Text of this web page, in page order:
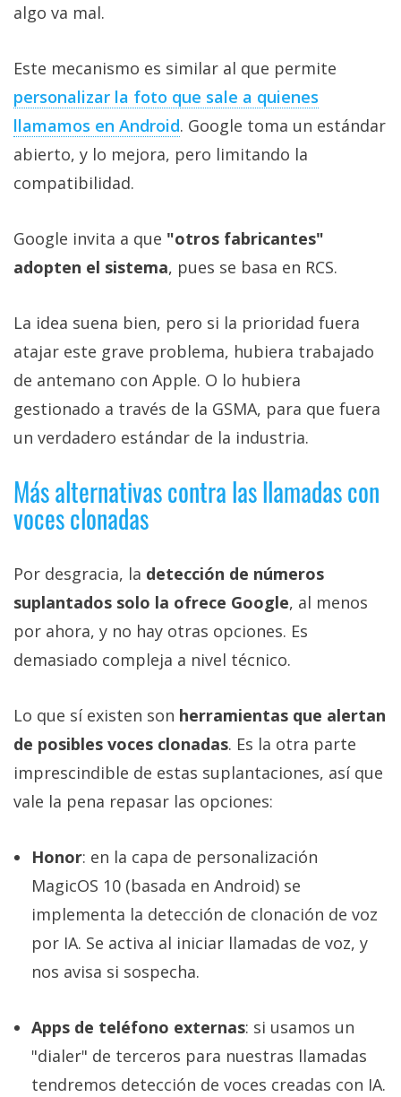
algo va mal.
Este mecanismo es similar al que permite
personalizar la foto que sale a quienes
llamamos en Android. Google toma un estándar
abierto, y lo mejora, pero limitando la
compatibilidad.
Google invita a que "otros fabricantes"
adopten el sistema, pues se basa en RCS.
La idea suena bien, pero si la prioridad fuera
atajar este grave problema, hubiera trabajado
de antemano con Apple. O lo hubiera
gestionado a través de la GSMA, para que fuera
un verdadero estándar de la industria.
Más alternativas contra las llamadas con
voces clonadas
Por desgracia, la detección de números
suplantados solo la ofrece Google, al menos
por ahora, y no hay otras opciones. Es
demasiado compleja a nivel técnico.
Lo que sí existen son herramientas que alertan
de posibles voces clonadas. Es la otra parte
imprescindible de estas suplantaciones, así que
vale la pena repasar las opciones:
Honor: en la capa de personalización
MagicOS 10 (basada en Android) se
implementa la detección de clonación de voz
por IA. Se activa al iniciar llamadas de voz, y
nos avisa si sospecha.
Apps de teléfono externas: si usamos un
"dialer" de terceros para nuestras llamadas
tendremos detección de voces creadas con IA.